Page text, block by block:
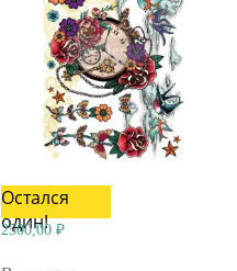
Остался
один!
2500,00 ₽